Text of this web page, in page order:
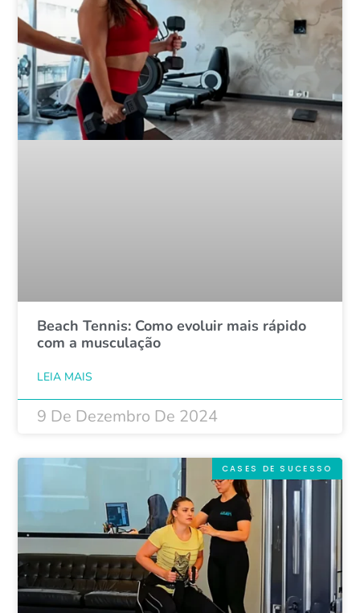
Beach Tennis: Como evoluir mais rápido
com a musculação
LEIA MAIS
9 De Dezembro De 2024
CASES DE SUCESSO